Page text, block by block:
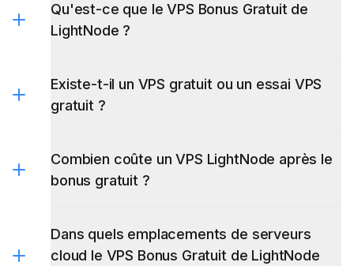
Qu'est-ce que le VPS Bonus Gratuit de
LightNode ?
Existe-t-il un VPS gratuit ou un essai VPS
gratuit ?
Combien coûte un VPS LightNode après le
bonus gratuit ?
Dans quels emplacements de serveurs
cloud le VPS Bonus Gratuit de LightNode